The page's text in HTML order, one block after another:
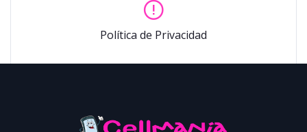
Política de Privacidad